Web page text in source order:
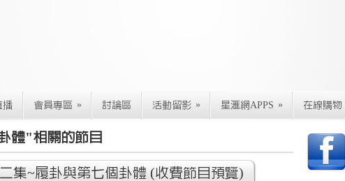
播 會員專區 » 討論區 活動留影 » 星滙網APPS » 在線購物
體"相關的節目
集~履卦與第七個卦體 (收費節目預覽)